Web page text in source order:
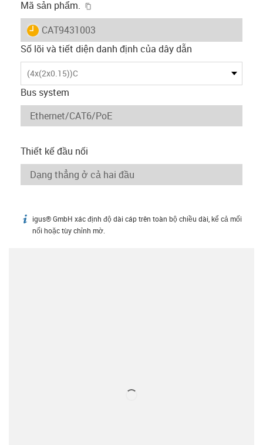
Mã sản phẩm.
igus-icon-lieferzeit
CAT9431003
Số lõi và tiết diện danh định của dây dẫn
(4x(2x0.15))C
Bus system
Thiết kế đầu nối
igus-icon-info
igus® GmbH xác định độ dài cáp trên toàn bộ chiều dài, kể cả mối
nối hoặc tùy chỉnh mờ.